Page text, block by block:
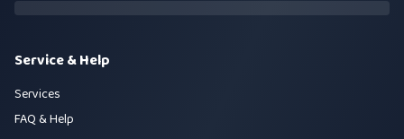
Service & Help
Services
FAQ & Help